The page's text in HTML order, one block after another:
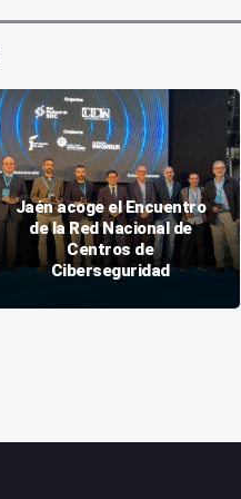
Jaén acoge el Encuentro
de la Red Nacional de
Centros de
Ciberseguridad